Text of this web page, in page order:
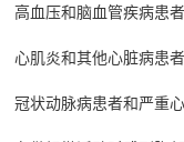
高血压和脑血管疾病患者
心肌炎和其他心脏病患者
冠状动脉病患者和严重心